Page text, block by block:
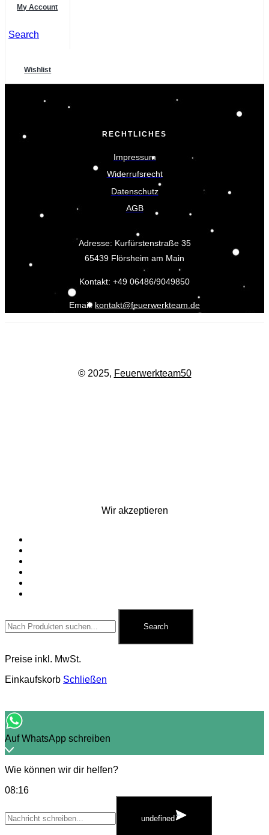
My Account
Search
Wishlist
RECHTLICHES
Impressum
Widerrufsrecht
Datenschutz
AGB
Adresse: Kurfürstenstraße 35
65439 Flörsheim am Main
Kontakt: +49 06486/9049850
Email: kontakt@feuerwerkteam.de
© 2025, Feuerwerkteam50
Wir akzeptieren
for:
Search
Preise inkl. MwSt.
Einkaufskorb Schließen
Auf WhatsApp schreiben
Wie können wir dir helfen?
08:16
Message
undefined